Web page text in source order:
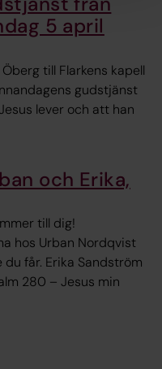
5 april
till Flarkens kapell
gudstjänst
lever och att han
och Erika,
till dig!
hos Urban Nordqvist
får. Erika Sandström
280 – Jesus min